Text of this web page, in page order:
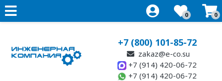
0 0
+7 (800) 101-85-72
zakaz@e-co.su
+7 (914) 420-06-72
+7 (914) 420-06-72